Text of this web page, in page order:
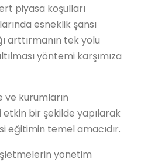
piyasa koşulları
esneklik şansı
arttırmanın tek yolu
yöntemi karşımıza
ve kurumların
bir şekilde yapılarak
eğitimin temel amacıdır.
yönetim